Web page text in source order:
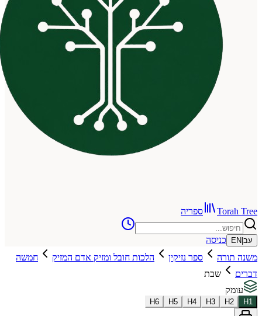
ספריה
כניסה
ספר נזיקין הלכות חובל ומזיק אדם המזיק
חמשה
שבת
H3
H4
H5
H6